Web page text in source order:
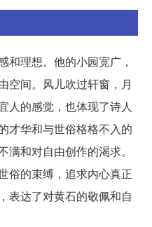
和理想。他的小园宽广，
空间。风儿吹过轩窗，月
人的感觉，也体现了诗人
才华和与世俗格格不入的
和对自由创作的渴求。
俗的束缚，追求内心真正
表达了对黄石的敬佩和自